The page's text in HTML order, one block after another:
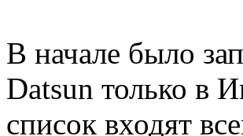
В начале было
Datsun только в
список входят